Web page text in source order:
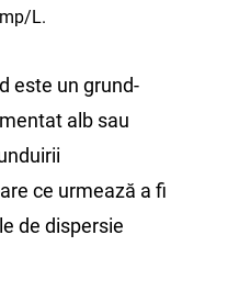
L.
este un grund-
alb sau
ce urmează a fi
de dispersie